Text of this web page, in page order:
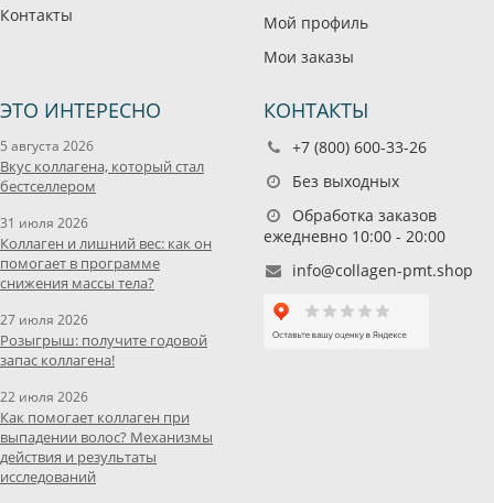
Контакты
Мой профиль
Мои заказы
ЭТО ИНТЕРЕСНО
5 августа 2026
Вкус коллагена, который стал
бестселлером
31 июля 2026
Коллаген и лишний вес: как он
помогает в программе
снижения массы тела?
27 июля 2026
Розыгрыш: получите годовой
запас коллагена!
22 июля 2026
Как помогает коллаген при
выпадении волос? Механизмы
действия и результаты
исследований
КОНТАКТЫ
+7 (800) 600-33-26
Без выходных
Обработка заказов
ежедневно 10:00 - 20:00
info@collagen-pmt.shop